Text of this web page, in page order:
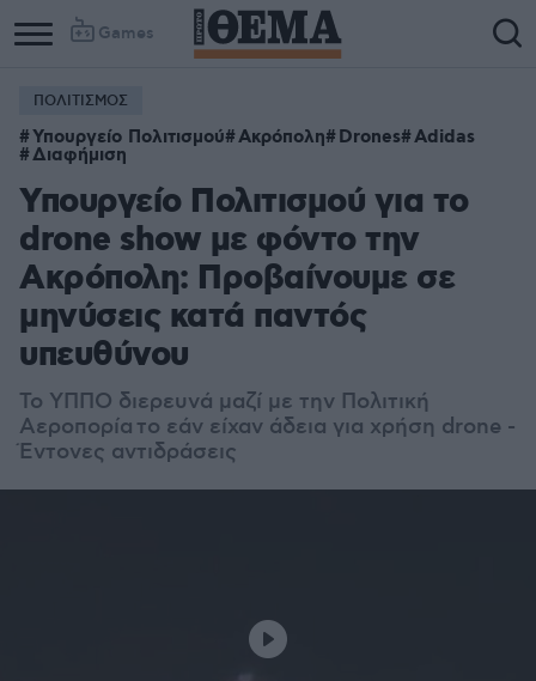
Games
ΠΟΛΙΤΙΣΜΟΣ
Υπουργείο Πολιτισμού Ακρόπολη Drones Adidas
Διαφήμιση
Υπουργείο Πολιτισμού για το
drone show με φόντο την
Ακρόπολη: Προβαίνουμε σε
μηνύσεις κατά παντός
υπευθύνου
Το ΥΠΠΟ διερευνά μαζί με την Πολιτική
Αεροπορία το εάν είχαν άδεια για χρήση drone -
Έντονες αντιδράσεις